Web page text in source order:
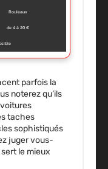
Rouleaux
de 4 à 20 €
parfois la
noterez qu’ils
taches
sophistiqués
juger vous-
le mieux